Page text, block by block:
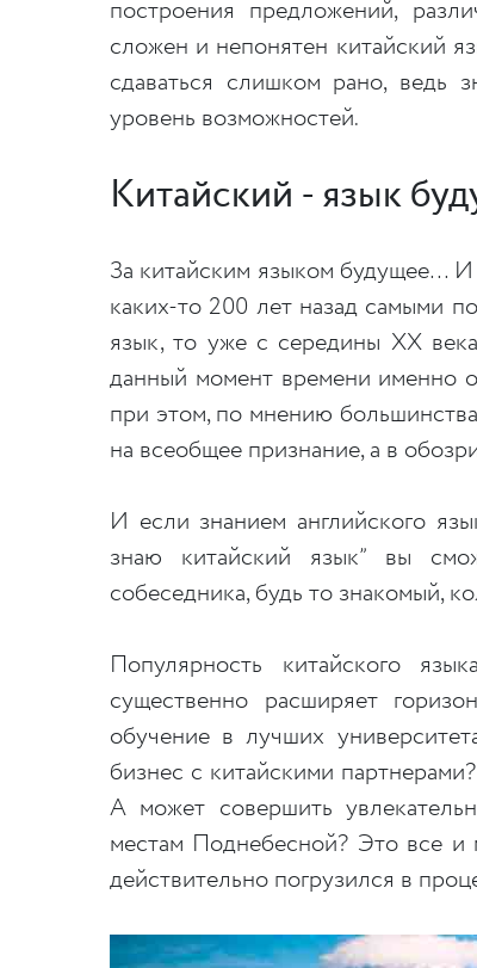
построения предложений,
сложен и непонятен китайский
сдаваться слишком рано, ведь
уровень возможностей.
Китайский - язык
За китайским языком будущее…
каких-то 200 лет назад самыми
язык, то уже с середины ХХ
данный момент времени именно
при этом, по мнению
на всеобщее признание, а в
И если знанием английского
знаю китайский язык” вы
собеседника, будь то знакомый,
Популярность китайского
существенно расширяет
обучение в лучших
бизнес с китайскими
А может совершить
местам Поднебесной? Это все и
действительно погрузился в